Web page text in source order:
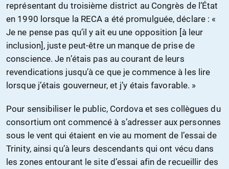
représentant du troisième district au Congrès de l’État
en 1990 lorsque la RECA a été promulguée, déclare : «
Je ne pense pas qu’il y ait eu une opposition [à leur
inclusion], juste peut-être un manque de prise de
conscience. Je n’étais pas au courant de leurs
revendications jusqu’à ce que je commence à les lire
lorsque j’étais gouverneur, et j’y étais favorable. »
Pour sensibiliser le public, Cordova et ses collègues du
consortium ont commencé à s’adresser aux personnes
sous le vent qui étaient en vie au moment de l’essai de
Trinity, ainsi qu’à leurs descendants qui ont vécu dans
les zones entourant le site d’essai afin de recueillir des